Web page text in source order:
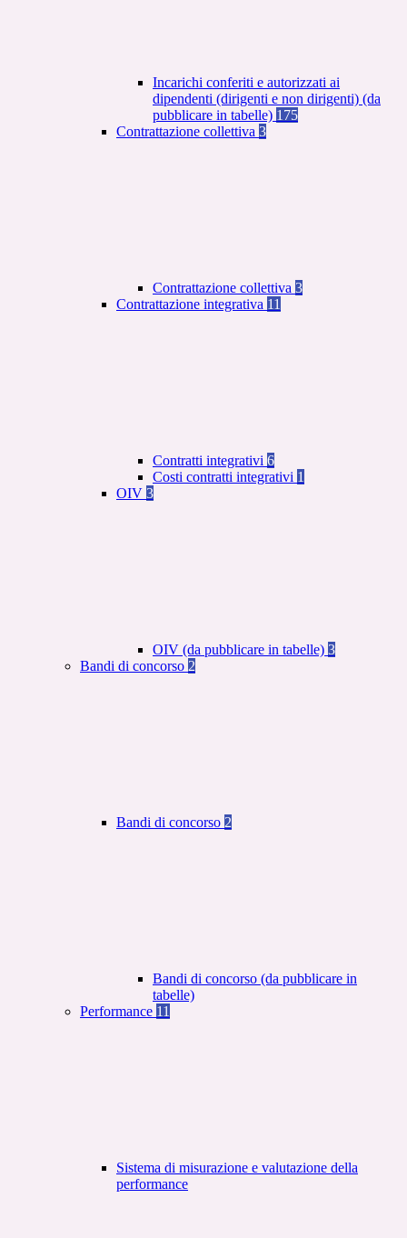
Incarichi conferiti e autorizzati ai
dipendenti (dirigenti e non dirigenti) (da
pubblicare in tabelle) 175
Contrattazione collettiva 3
Contrattazione collettiva 3
Contrattazione integrativa 11
Contratti integrativi 6
Costi contratti integrativi 1
OIV 3
OIV (da pubblicare in tabelle) 3
Bandi di concorso 2
Bandi di concorso 2
Bandi di concorso (da pubblicare in
tabelle)
Performance 11
Sistema di misurazione e valutazione della
performance